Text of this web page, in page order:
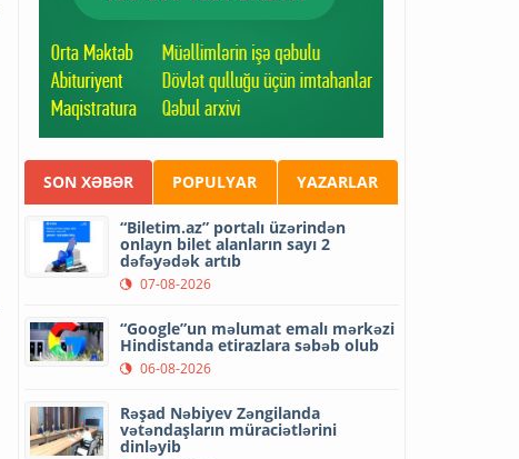
SON XƏBƏR POPULYAR YAZARLAR
“Biletim.az” portalı üzərindən
onlayn bilet alanların sayı 2
dəfəyədək artıb
07-08-2026
“Google”un məlumat emalı mərkəzi
Hindistanda etirazlara səbəb olub
06-08-2026
Rəşad Nəbiyev Zəngilanda
vətəndaşların müraciətlərini
dinləyib